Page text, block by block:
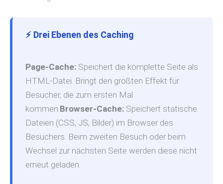
⚡ Drei Ebenen des Caching
Page-Cache: Speichert die komplette Seite als
HTML-Datei. Bringt den größten Effekt für
Besucher, die zum ersten Mal
kommen.Browser-Cache: Speichert statische
Dateien (CSS, JS, Bilder) im Browser des
Besuchers. Beim zweiten Besuch oder beim
Wechsel zur nächsten Seite werden diese nicht
erneut geladen.